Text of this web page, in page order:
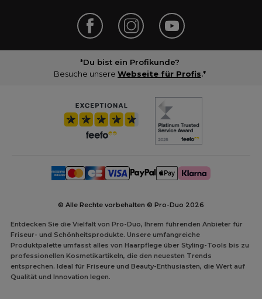
*Du bist ein Profikunde?
Besuche unsere Webseite für Profis.*
© Alle Rechte vorbehalten © Pro-Duo 2026
Entdecken Sie die Vielfalt von Pro-Duo, Ihrem führenden Anbieter für
Friseur- und Schönheitsprodukte. Unsere umfangreiche
Produktpalette umfasst alles von Haarpflege über Styling-Tools bis zu
professionellen Kosmetikartikeln, die den neuesten Trends
entsprechen. Ideal für Friseure und Beauty-Enthusiasten, die Wert auf
Qualität und Innovation legen.